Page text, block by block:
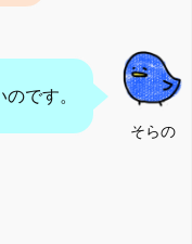
そらの
です。